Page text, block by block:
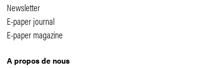
Newsletter
E-paper journal
E-paper magazine
A propos de nous